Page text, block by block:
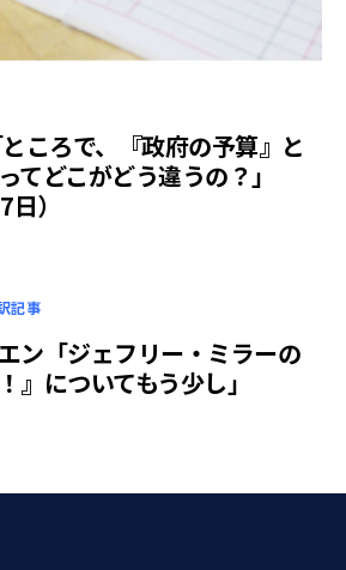
ころで、『政府の予算』と
てどこがどう違うの？」
）
記事
ン「ジェフリー・ミラーの
』についてもう少し」